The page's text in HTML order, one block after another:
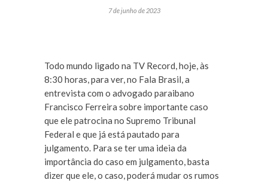
7 de junho de 2023
Todo mundo ligado na TV Record, hoje, às
8:30 horas, para ver, no Fala Brasil, a
entrevista com o advogado paraibano
Francisco Ferreira sobre importante caso
que ele patrocina no Supremo Tribunal
Federal e que já está pautado para
julgamento. Para se ter uma ideia da
importância do caso em julgamento, basta
dizer que ele, o caso, poderá mudar os rumos